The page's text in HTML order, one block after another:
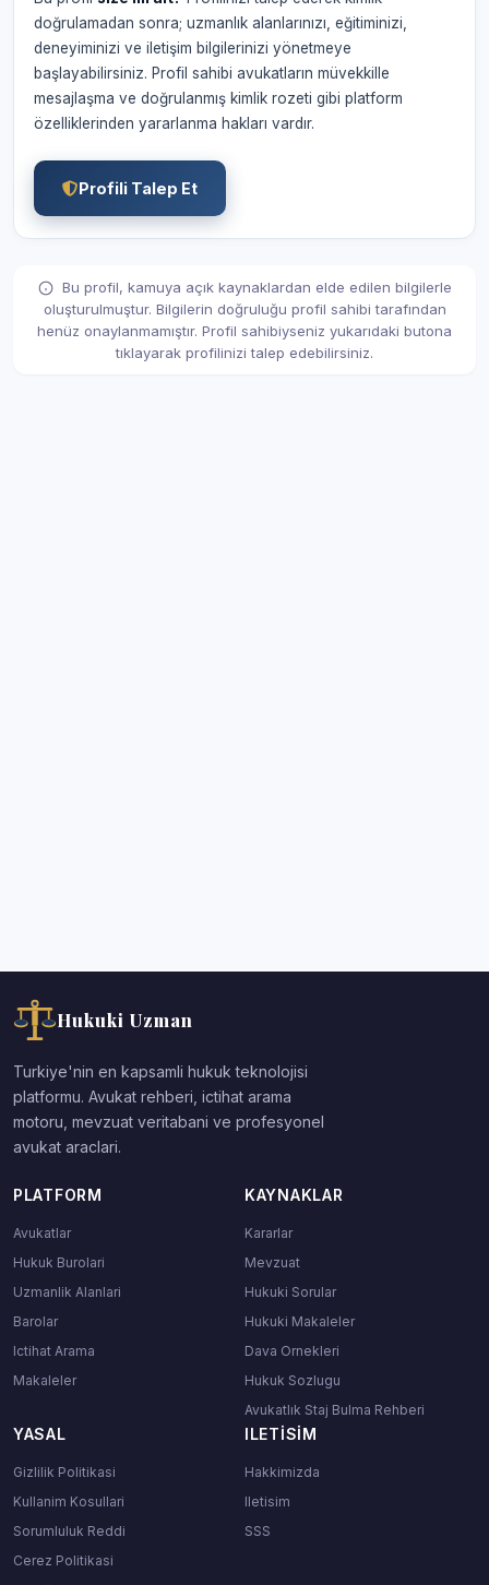
doğrulamadan sonra; uzmanlık alanlarınızı, eğitiminizi,
deneyiminizi ve iletişim bilgilerinizi yönetmeye
başlayabilirsiniz. Profil sahibi avukatların müvekkille
mesajlaşma ve doğrulanmış kimlik rozeti gibi platform
özelliklerinden yararlanma hakları vardır.
Profili Talep Et
Bu profil, kamuya açık kaynaklardan elde edilen bilgilerle
oluşturulmuştur. Bilgilerin doğruluğu profil sahibi tarafından
henüz onaylanmamıştır. Profil sahibiyseniz yukarıdaki butona
tıklayarak profilinizi talep edebilirsiniz.
Hukuki Uzman
Turkiye'nin en kapsamli hukuk teknolojisi
platformu. Avukat rehberi, ictihat arama
motoru, mevzuat veritabani ve profesyonel
avukat araclari.
PLATFORM
Avukatlar
Hukuk Burolari
Uzmanlik Alanlari
Barolar
Ictihat Arama
Makaleler
KAYNAKLAR
Kararlar
Mevzuat
Hukuki Sorular
Hukuki Makaleler
Dava Ornekleri
Hukuk Sozlugu
Avukatlık Staj Bulma Rehberi
YASAL
Gizlilik Politikasi
Kullanim Kosullari
Sorumluluk Reddi
Cerez Politikasi
ILETISIM
Hakkimizda
Iletisim
SSS